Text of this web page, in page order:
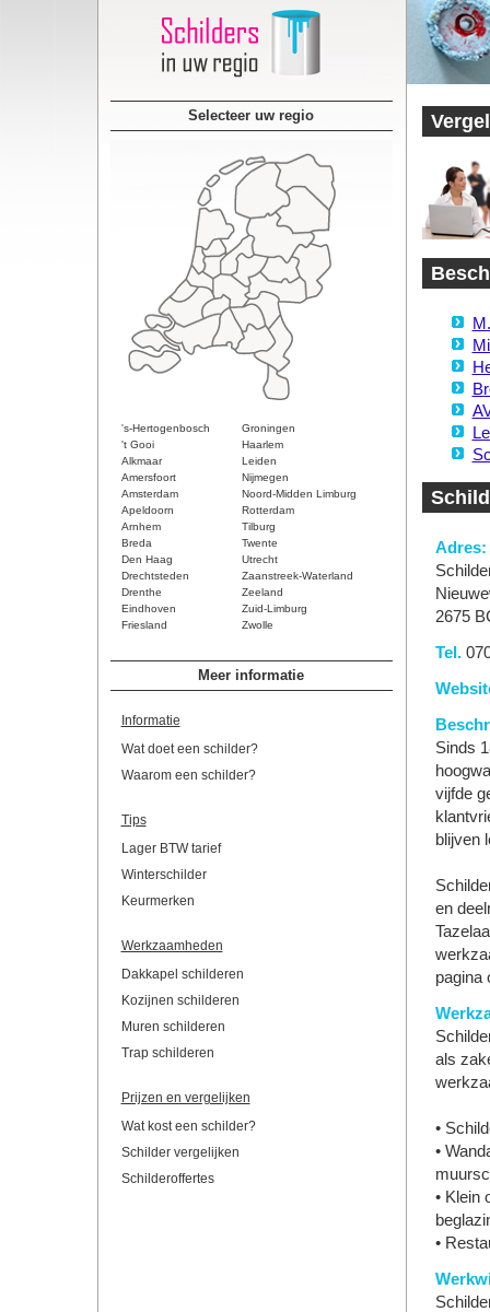
Selecteer uw regio
's-Hertogenbosch
Groningen
't Gooi
Haarlem
Alkmaar
Leiden
Amersfoort
Nijmegen
Amsterdam
Noord-Midden Limburg
Apeldoorn
Rotterdam
Arnhem
Tilburg
Breda
Twente
Den Haag
Utrecht
Drechtsteden
Zaanstreek-Waterland
Drenthe
Zeeland
Eindhoven
Zuid-Limburg
Friesland
Zwolle
Meer informatie
Informatie
Wat doet een schilder?
Waarom een schilder?
Tips
Lager BTW tarief
Winterschilder
Keurmerken
Werkzaamheden
Dakkapel schilderen
Kozijnen schilderen
Muren schilderen
Trap schilderen
Prijzen en vergelijken
Wat kost een schilder?
Schilder vergelijken
Schilderoffertes
Adres:
2675
Tel.
Sinds
vijfde
blijven
en
pagina
als
•
•
• Klein
•